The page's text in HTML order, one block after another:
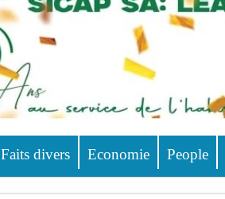
Faits divers Economie People